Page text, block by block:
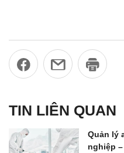
TIN LIÊN QUAN
Quản lý
nghiệp